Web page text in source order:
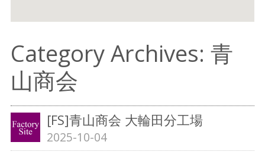
Category Archives: 青
山商会
[FS]青山商会 大輪田分工場
2025-10-04